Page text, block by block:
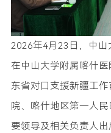
2026年4月23日，中
在中山大学附属喀什
东省对口支援新疆工
院、喀什地区第一人
要领导及相关负责人出